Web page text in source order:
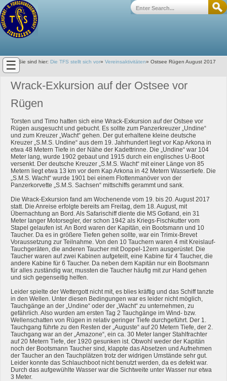
☰ Sie sind hier: Die TFS stellt sich vor»Vereinsaktivitäten»Ostsee Rügen August 2017
Wrack-Exkursion auf der Ostsee vor
Rügen
Torsten und Timo hatten sich eine Wrack-Exkursion auf der Ostsee vor
Rügen ausgesucht und gebucht. Es sollte zum Panzerkreuzer „Undine“
und zum Kreuzer „Wacht“ gehen. Der gut erhaltene kleine deutsche
Kreuzer „S.M.S. Undine“ aus dem 19. Jahrhundert liegt vor Kap Arkona in
etwa 48 Metern Tiefe in der Nähe der Kadettrinne. Die „Undine“ war 104
Meter lang, wurde 1902 gebaut und 1915 durch ein englisches U-Boot
versenkt. Der deutsche Kreuzer „S.M.S. Wacht“ mit einer Länge von 85
Metern liegt etwa 13 km vor dem Kap Arkona in 42 Metern Wassertiefe. Die
„S.M.S. Wacht“ wurde 1901 bei einem Flottenmanöver von der
Panzerkorvette „S.M.S. Sachsen“ mittschiffs gerammt und sank.
Die Wrack-Exkursion fand am Wochenende vom 19. bis 20. August 2017
statt. Die Anreise erfolgte bereits am Freitag, dem 18. August, mit
Übernachtung an Bord. Als Safarischiff diente die MS Gotland, ein 31
Meter langer Motorsegler, der schon 1942 als Kriegs-Fischkutter vom
Stapel gelaufen ist. An Bord waren der Kapitän, ein Bootsmann und 10
Taucher. Da es in größere Tiefen gehen sollte, war ein Trimix-Brevet
Voraussetzung zur Teilnahme. Von den 10 Tauchern waren 4 mit Kreislauf-
Tauchgeräten, die anderen Taucher mit Doppel-12ern ausgerüstet. Die
Taucher waren auf zwei Kabinen aufgeteilt, eine Kabine für 4 Taucher, die
andere Kabine für 6 Taucher. Da neben dem Kapitän nur ein Bootsmann
für alles zuständig war, mussten die Taucher häufig mit zur Hand gehen
und sich gegenseitig helfen.
Leider spielte der Wettergott nicht mit, es blies kräftig und das Schiff tanzte
in den Wellen. Unter diesen Bedingungen war es leider nicht möglich,
Tauchgänge an der „Undine“ oder der „Wacht“ zu unternehmen, zu
gefährlich. Also wurden am ersten Tag 2 Tauchgänge im Wind- bzw.
Wellenschatten von Rügen in relativ geringer Tiefe durchgeführt. Der 1.
Tauchgang führte zu den Resten der „Auguste“ auf 20 Metern Tiefe, der 2.
Tauchgang war an der „Amazone“, ein ca. 30 Meter langer Stahlfrachter
auf 20 Metern Tiefe, der 1920 gesunken ist. Obwohl weder der Kapitän
noch der Bootsmann Taucher sind, klappte das Absetzen und Aufnehmen
der Taucher an den Tauchplätzen trotz der widrigen Umstände sehr gut.
Leider konnte das Schlauchboot nicht benutzt werden, da es defekt war.
Durch das aufgewühlte Wasser war die Sichtweite unter Wasser nur etwa
3 Meter.